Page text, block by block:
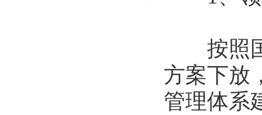
按照国
方案下放
管理体系